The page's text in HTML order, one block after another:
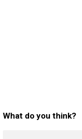
What do you think?